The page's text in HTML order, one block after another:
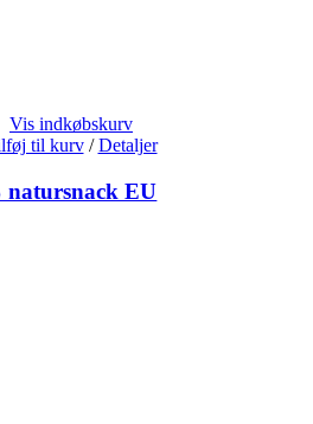
Vis indkøbskurv
til kurv / Detaljer
natursnack EU